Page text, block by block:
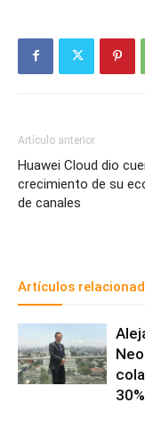
Artículo anterior
Huawei Cloud dio
crecimiento de su
de canales
Artículos